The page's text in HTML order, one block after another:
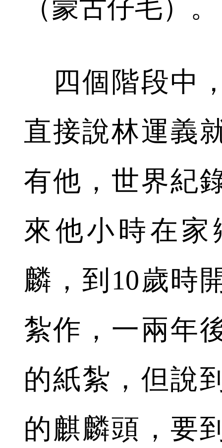
（蒙古仔毛）。
四個階段中
直接說林運義
有他，世界紀
來他小時在
麟，到10歲時
紮作，一兩年
的紙紮，但說
的麒麟頭，要